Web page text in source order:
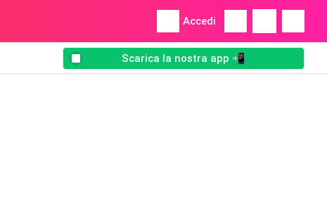
Accedi
Scarica la nostra app 📲